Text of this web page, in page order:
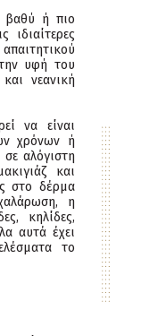
βαθύ ή πιο
ιδιαίτερες
υφή του
νεανική
να είναι
χρόνων ή
αλόγιστη
και
στο δέρμα
η
κηλίδες,
αυτά έχει
το